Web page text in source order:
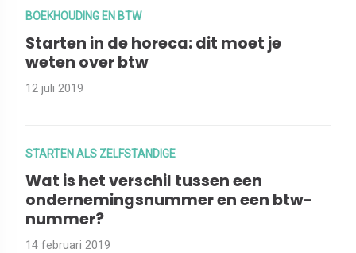
BOEKHOUDING EN BTW
Starten in de horeca: dit moet je
weten over btw
12 juli 2019
STARTEN ALS ZELFSTANDIGE
Wat is het verschil tussen een
ondernemingsnummer en een btw-
nummer?
14 februari 2019